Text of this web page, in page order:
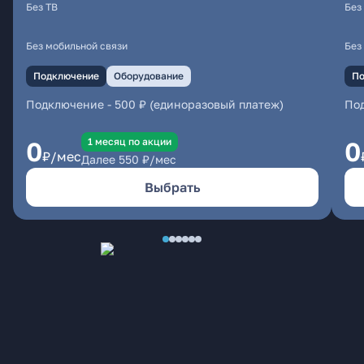
Без ТВ
Без мобильной связи
Подключение Оборудование
Подключение - 500 ₽ (единоразовый платеж)
0₽/мес
1 месяц по акции
Далее 550 ₽/мес
Выбрать
0